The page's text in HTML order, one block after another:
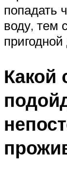
попадать
воду, тем
Какой